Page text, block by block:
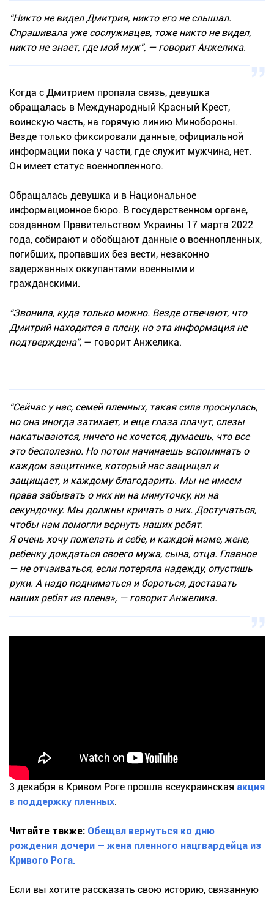
“Никто не видел Дмитрия, никто его не слышал.
Спрашивала уже сослуживцев, тоже никто не видел,
никто не знает, где мой муж”, — говорит Анжелика.
Когда с Дмитрием пропала связь, девушка
обращалась в Международный Красный Крест,
воинскую часть, на горячую линию Минобороны.
Везде только фиксировали данные, официальной
информации пока у части, где служит мужчина, нет.
Он имеет статус военнопленного.
Обращалась девушка и в Национальное
информационное бюро. В государственном органе,
созданном Правительством Украины 17 марта 2022
года, собирают и обобщают данные о военнопленных,
погибших, пропавших без вести, незаконно
задержанных оккупантами военными и
гражданскими.
“Звонила, куда только можно. Везде отвечают, что
Дмитрий находится в плену, но эта информация не
подтверждена”, — говорит Анжелика.
“Сейчас у нас, семей пленных, такая сила проснулась,
но она иногда затихает, и еще глаза плачут, слезы
накатываются, ничего не хочется, думаешь, что все
это бесполезно. Но потом начинаешь вспоминать о
каждом защитнике, который нас защищал и
защищает, и каждому благодарить. Мы не имеем
права забывать о них ни на минуточку, ни на
секундочку. Мы должны кричать о них. Достучаться,
чтобы нам помогли вернуть наших ребят.
Я очень хочу пожелать и себе, и каждой маме, жене,
ребенку дождаться своего мужа, сына, отца. Главное
— не отчаиваться, если потеряла надежду, опустишь
руки. А надо подниматься и бороться, доставать
наших ребят из плена», — говорит Анжелика.
3 декабря в Кривом Роге прошла всеукраинская акция
в поддержку пленных.
Читайте также: Обещал вернуться ко дню
рождения дочери — жена пленного нацгвардейца из
Кривого Рога.
Если вы хотите рассказать свою историю, связанную